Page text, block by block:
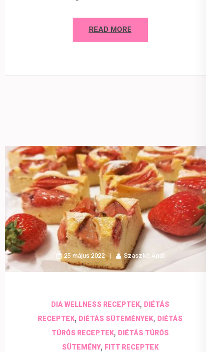
READ MORE
25 május 2022 Szaszkó Andi
DIA WELLNESS RECEPTEK, DIÉTÁS
RECEPTEK, DIÉTÁS SÜTEMÉNYEK, DIÉTÁS
TÚRÓS RECEPTEK, DIÉTÁS TÚRÓS
SÜTEMÉNY, FITT RECEPTEK